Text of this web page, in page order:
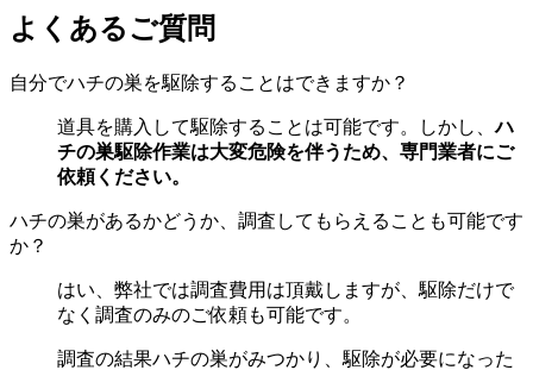
よくあるご質問
自分でハチの巣を駆除することはできますか？
道具を購入して駆除することは可能です。しかし、ハ
チの巣駆除作業は大変危険を伴うため、専門業者にご
依頼ください。
ハチの巣があるかどうか、調査してもらえることも可能です
か？
はい、弊社では調査費用は頂戴しますが、駆除だけで
なく調査のみのご依頼も可能です。
調査の結果ハチの巣がみつかり、駆除が必要になった